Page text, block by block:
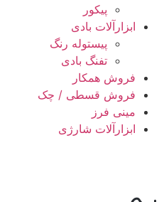
پیکور
ابزارآلات بادی
پیستوله رنگ
تفنگ بادی
فروش همکار
فروش قسطی / چک
مینی فرز
ابزارآلات شارژی